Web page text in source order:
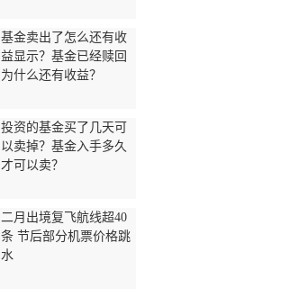
基金卖出了怎么还有收
益显示？基金已经赎回
为什么还有收益？
投资的基金买了几天可
以卖掉？基金入手多久
才可以卖？
二月出境复飞航线超40
条 节后部分机票价格跳
水